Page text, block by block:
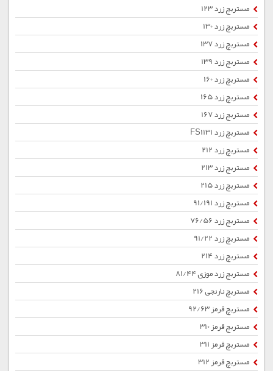
مستربچ زرد 123
مستربچ زرد 130
مستربچ زرد 137
مستربچ زرد 139
مستربچ زرد 160
مستربچ زرد 165
مستربچ زرد 167
مستربچ زرد FS1131
مستربچ زرد 212
مستربچ زرد 213
مستربچ زرد 215
مستربچ زرد 91/191
مستربچ زرد 76/56
مستربچ زرد 91/22
مستربچ زرد 214
مستربچ زرد موزی 81/44
مستربچ نارنجی 216
مستربچ قرمز 92/63
مستربچ قرمز 310
مستربچ قرمز 311
مستربچ قرمز 312